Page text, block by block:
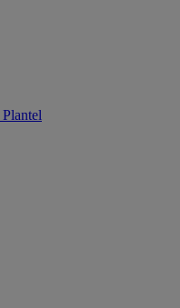
Plantel